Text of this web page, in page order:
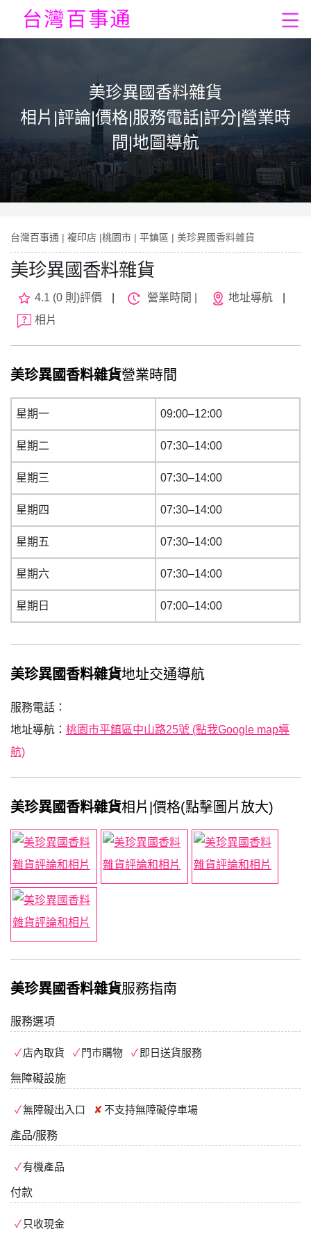
美珍異國香料雜貨
相片|評論|價格|服務電話|評分|營業時
間|地圖導航
台灣百事通 | 複印店 |桃園市 | 平鎮區 | 美珍異國香料雜貨
美珍異國香料雜貨
4.1 (0 則)評價 營業時間 | 地址導航
相片
美珍異國香料雜貨營業時間
星期一 09:00–12:00
星期二 07:30–14:00
星期三 07:30–14:00
星期四 07:30–14:00
星期五 07:30–14:00
星期六 07:30–14:00
星期日 07:00–14:00
美珍異國香料雜貨地址交通導航
服務電話：
地址導航： 桃園市平鎮區中山路25號 (點我Google map導
航)
美珍異國香料雜貨相片|價格(點擊圖片放大)
美珍異國香料雜貨服務指南
服務選項
店內取貨 門市購物 即日送貨服務
無障礙設施
無障礙出入口 不支持無障礙停車場
產品/服務
有機產品
付款
只收現金